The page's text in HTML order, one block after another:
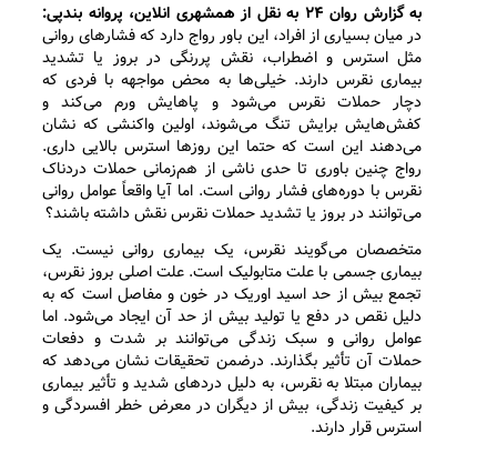
به گزارش روان ۲۴ به نقل از همشهری انلاین، پروانه بندپی:
در میان بسیاری از افراد، این باور رواج دارد که فشارهای روانی
مثل استرس و اضطراب، نقش پررنگی در بروز یا تشدید
بیماری نقرس دارند. خیلی‌ها به محض مواجهه با فردی که
دچار حملات نقرس می‌شود و پاهایش ورم می‌کند و
کفش‌هایش برایش تنگ می‌شوند، اولین واکنشی که نشان
می‌دهند این است که حتما این روزها استرس بالایی داری.
رواج چنین باوری تا حدی ناشی از هم‌زمانی حملات دردناک
نقرس با دوره‌های فشار روانی است. اما آیا واقعاً عوامل روانی
می‌توانند در بروز یا تشدید حملات نقرس نقش داشته باشند؟
متخصصان می‌گویند نقرس، یک بیماری روانی نیست. یک
بیماری جسمی با علت متابولیک است. علت اصلی بروز نقرس،
تجمع بیش از حد اسید اوریک در خون و مفاصل است که به
دلیل نقص در دفع یا تولید بیش از حد آن ایجاد می‌شود. اما
عوامل روانی و سبک زندگی می‌توانند بر شدت و دفعات
حملات آن تأثیر بگذارند. درضمن تحقیقات نشان می‌دهد که
بیماران مبتلا به نقرس، به دلیل دردهای شدید و تأثیر بیماری
بر کیفیت زندگی، بیش از دیگران در معرض خطر افسردگی و
استرس قرار دارند.